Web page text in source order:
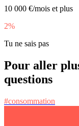
10 000 €/mois et plus
2%
Tu ne sais pas
Pour aller
questions
#consommation